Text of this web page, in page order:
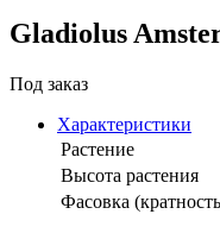
Gladiolus
Под заказ
Характеристики
Растение
Высота растения
Фасовка